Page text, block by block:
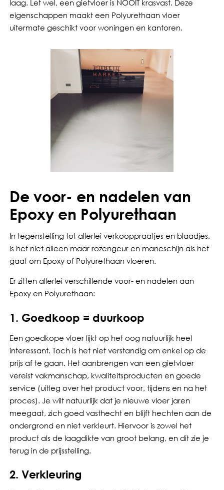
laag. Let wel, een gietvloer is NOOIT krasvast. Deze
eigenschappen maakt een Polyurethaan vloer
uitermate geschikt voor woningen en kantoren.
De voor- en nadelen van
Epoxy en Polyurethaan
In tegenstelling tot allerlei verkooppraatjes en blaadjes,
is het niet alleen maar rozengeur en maneschijn als het
gaat om Epoxy of Polyurethaan vloeren.
Er zitten allerlei verschillende voor- en nadelen aan
Epoxy en Polyurethaan:
1. Goedkoop = duurkoop
Een goedkope vloer lijkt op het oog natuurlijk heel
interessant. Toch is het niet verstandig om enkel op de
prijs af te gaan. Het aanbrengen van een gietvloer
vereist vakmanschap, kwaliteitsproducten en goede
service (uitleg over het product voor, tijdens en na het
proces). Je wilt natuurlijk dat je nieuwe vloer jaren
meegaat, zich goed vasthecht en blijft hechten aan de
ondergrond en niet verkleurt. Hiervoor is zowel het
product als de laagdikte van groot belang, en dit zie je
terug in de prijsstelling.
2. Verkleuring